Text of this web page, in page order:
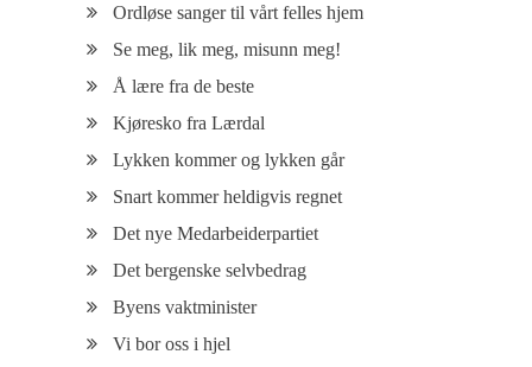
Ordløse sanger til vårt felles hjem
Se meg, lik meg, misunn meg!
Å lære fra de beste
Kjøresko fra Lærdal
Lykken kommer og lykken går
Snart kommer heldigvis regnet
Det nye Medarbeiderpartiet
Det bergenske selvbedrag
Byens vaktminister
Vi bor oss i hjel